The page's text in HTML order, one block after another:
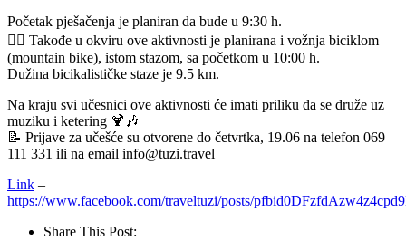
Početak pješačenja je planiran da bude u 9:30 h.
🚵‍♂️ Takođe u okviru ove aktivnosti je planirana i vožnja biciklom
(mountain bike), istom stazom, sa početkom u 10:00 h.
Dužina bicikalističke staze je 9.5 km.
Na kraju svi učesnici ove aktivnosti će imati priliku da se druže uz
muziku i ketering 🍹🎶
📝 Prijave za učešće su otvorene do četvrtka, 19.06 na telefon 069
111 331 ili na email info@tuzi.travel
Link –
https://www.facebook.com/traveltuzi/posts/
Share This Post: